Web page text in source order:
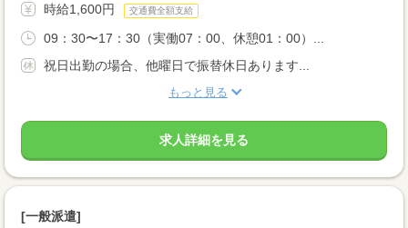
時給1,600円 交通費全額支給
09：30〜17：30（実働07：00、休憩01：00）...
祝日出勤の場合、他曜日で振替休日あります...
もっと見る
求人詳細を見る
[一般派遣]